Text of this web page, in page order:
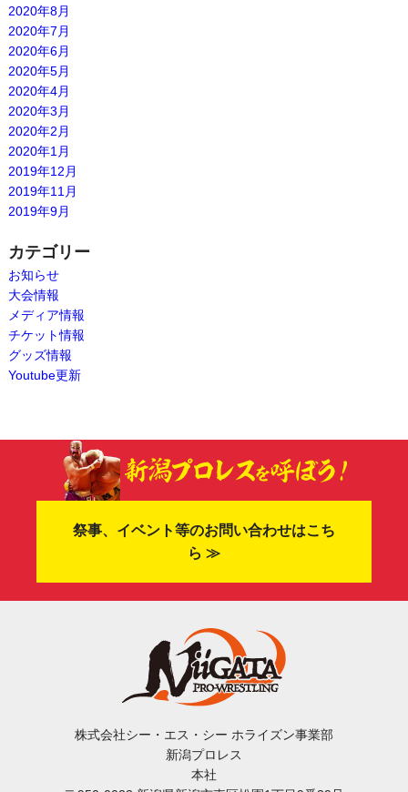
2020年8月
2020年7月
2020年6月
2020年5月
2020年4月
2020年3月
2020年2月
2020年1月
2019年12月
2019年11月
2019年9月
カテゴリー
お知らせ
大会情報
メディア情報
チケット情報
グッズ情報
Youtube更新
祭事、イベント等のお問い合わせはこち
ら ≫
株式会社シー・エス・シー ホライズン事業部
新潟プロレス
本社